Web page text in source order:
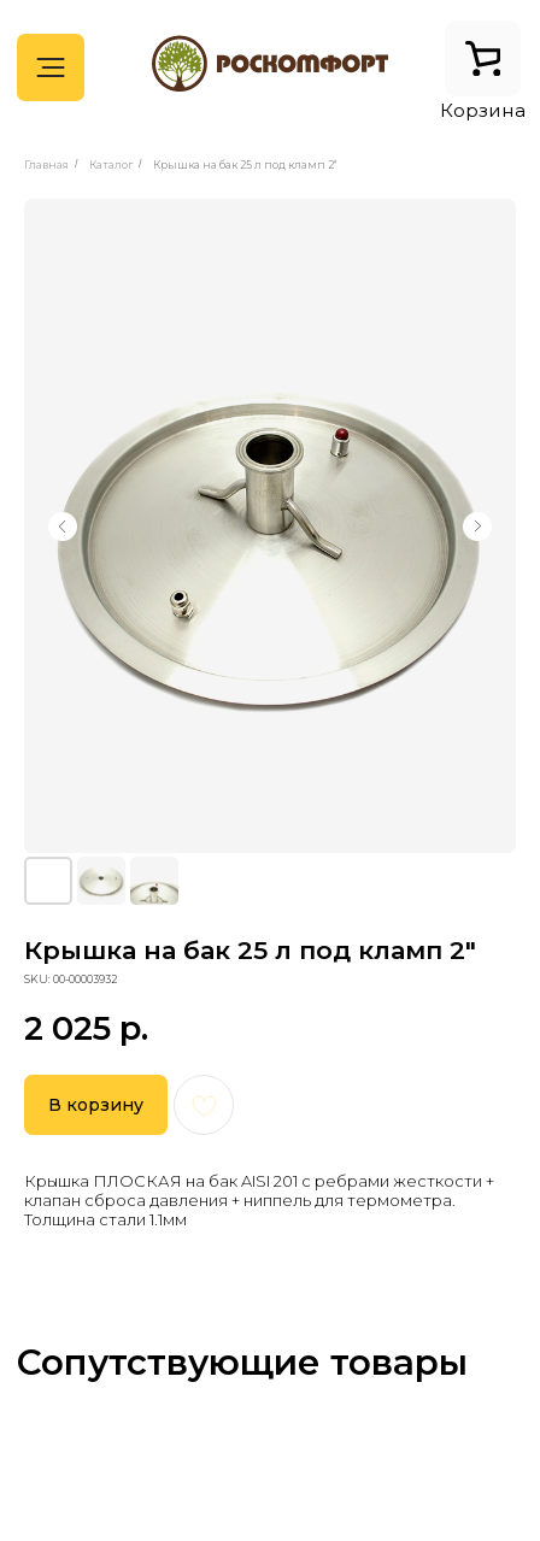
Корзина
Главная / Каталог / Крышка на бак 25 л под кламп 2"
Крышка на бак 25 л под кламп 2"
SKU:00-00003932
2 025 р.
В корзину
Крышка ПЛОСКАЯ на бак AISI 201 с ребрами жесткости +
клапан сброса давления + ниппель для термометра.
Толщина стали 1.1мм
Сопутствующие товары